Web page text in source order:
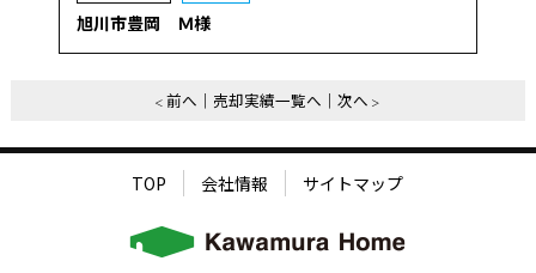
旭川市豊岡 Ｍ様
前へ 売却実績一覧へ 次へ
TOP 会社情報 サイトマップ